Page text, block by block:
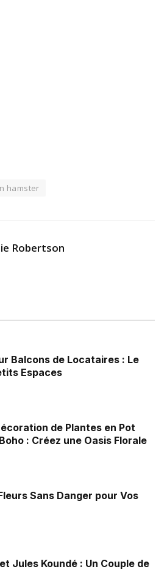
hamster
Robertson
Balcons de Locataires : Le
Espaces
de Plantes en Pot
: Créez une Oasis Florale
Sans Danger pour Vos
Jules Koundé : Un Couple de